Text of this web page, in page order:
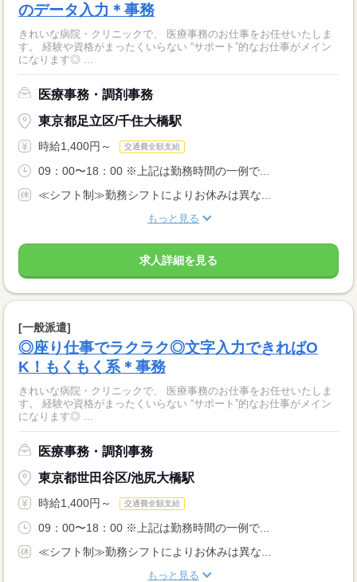
のデータ入力＊事務
きれいな病院・クリニックで、 医療事務のお仕事をお任せいたしま
す。 経験や資格がまったくいらない “サポート”的なお仕事がメイン
医療事務・調剤事務
東京都足立区/千住大橋駅
時給1,400円～ 交通費全額支給
09：00〜18：00 ※上記は勤務時間の一例で...
≪シフト制≫勤務シフトによりお休みは異な...
もっと見る
求人詳細を見る
[一般派遣]
◎座り仕事でラクラク◎文字入力できればO
K！もくもく系＊事務
きれいな病院・クリニックで、 医療事務のお仕事をお任せいたしま
す。 経験や資格がまったくいらない “サポート”的なお仕事がメイン
になります◎ ...
医療事務・調剤事務
東京都世田谷区/池尻大橋駅
時給1,400円～ 交通費全額支給
09：00〜18：00 ※上記は勤務時間の一例で...
≪シフト制≫勤務シフトによりお休みは異な...
もっと見る